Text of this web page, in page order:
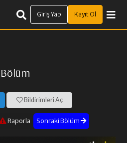
Giriş Yap Kayıt Ol
Bölüm
Bildirimleri Aç
Raporla Sonraki Bölüm